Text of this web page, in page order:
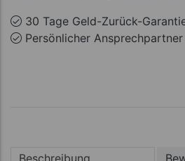
30 Tage Geld-Zurück-
Persönlicher Ansprechpartner